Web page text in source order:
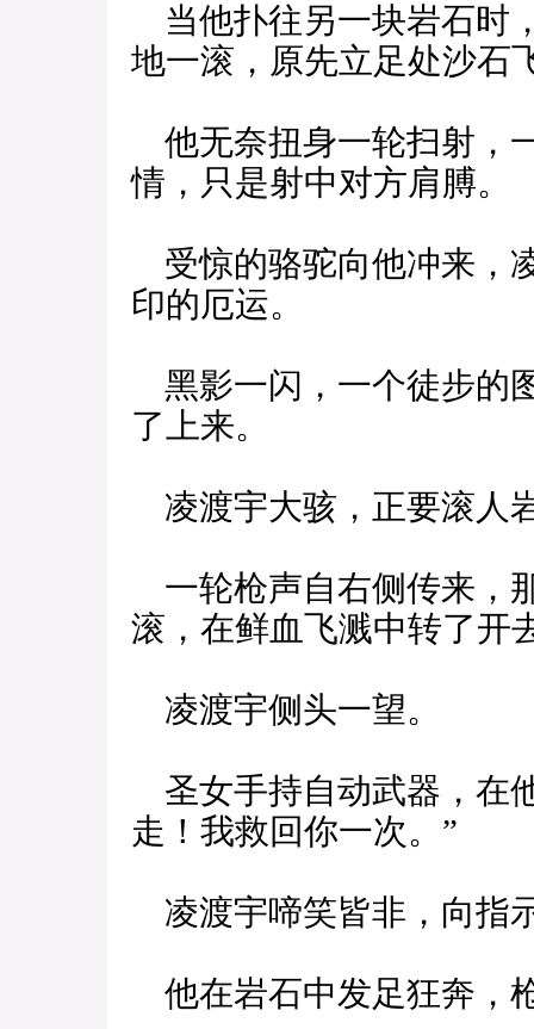
当他扑往另一块岩石时
地一滚，原先立足处沙石
他无奈扭身一轮扫射，
情，只是射中对方肩膊。
受惊的骆驼向他冲来，
印的厄运。
黑影一闪，一个徒步的
了上来。
凌渡宇大骇，正要滚人
一轮枪声自右侧传来，
滚，在鲜血飞溅中转了开
凌渡宇侧头一望。
圣女手持自动武器，在
走！我救回你一次。”
凌渡宇啼笑皆非，向指
他在岩石中发足狂奔，